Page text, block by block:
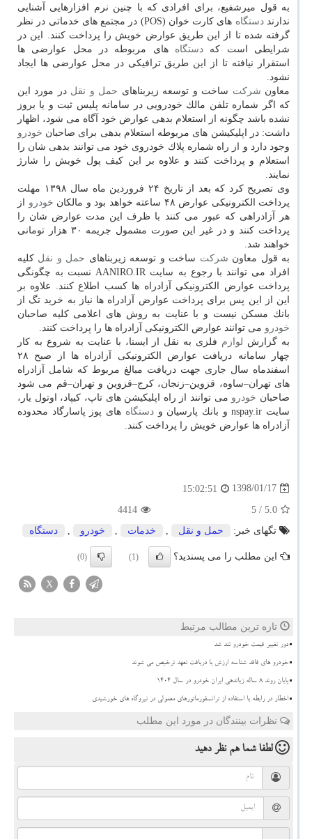
به قول میرشفیع، برای افرادی كه با چنین نرم افزارهایی آشنایی
ندارنددستگاه
های كارت خوان (POS) در مجتمع های خدماتی در نظر
گرفته شده تا از این طریق عوارض خویش را پرداخت كنند. این در
شرایطی است كه دستگاه های مربوطه در محل عوارضی ها
استقرار نیافته تا از این طریق ترافیكی در محل عوارضی ها ایجاد
نشود.
معاون شركت ساخت و توسعه زیربناهای حمل و نقل در مورد این
كه اگر شماره تلفن مالك خودرویی در سامانه پلیس ثبت و یا بروز
نشده باشد چگونه از استعلام بدهی عوارض خود آگاه می شود، اظهار
داشت: در اپلیكیشن های مربوطه استعلام بدهی برای صاحبان خودرو
وجود دارد و از راه شماره پلاك خودروی خود می توانند بدهی شان را
استعلام و پرداخت كنند و علاوه بر این كیف پول خویش را شارژ
نمایند.
وی تصریح كرد كه بعد از تاریخ ۲۴ فروردین ماه سال ۱۳۹۸ مهلت
پرداخت الكترونیكی عوارض ۴۸ ساعته خواهد بود و مالكان
خودرو از
هر آزادراهی كه عبور می كنند با ظرف این مدت عوارض شان را
پرداخت كنند و در غیر این صورت مشمول جریمه ۳۰ هزار تومانی
خواهند شد.
به قول معاون شركت ساخت و توسعه زیربناهای حمل و نقل كلیه
افراد می توانند با رجوع به سایت AANIRO.IR نسبت به چگونگی
پرداخت عوارض الكترونیكی آزادراه ها كسب اطلاع كنند. علاوه بر
این از این پس برای پرداخت عوارض آزادراه ها نیاز به خرید تگ از
بانك مسكن نیست و با عنایت به روش های اعلامی كلیه صاحبان
خودرو می توانند عوارض الكترونیكی آزادراه ها را پرداخت كنند.
به گزارش لوازم فلزی به نقل از ایسنا، با عنایت به شروع به كار
چهار سامانه دریافت عوارض الكترونیكی آزادراه ها از صبح ۲۸
اسفندماه سال جاری جهت دریافت مبالغ مربوط كه شامل آزادراه
های تهران–ساوه، قزوین–زنجان، كرج–قزوین و تهران–قم می شود
صاحبان خودرو می توانند از راه اپلیكیشن های تاپ، كیپاد، اوتول یار،
سایت nspay.ir و بانك پارسیان و
دستگاه های پوز پاسارگاد محدوده
آزادراه ها عوارض خویش را پرداخت كنند.
1398/01/17
15:02:51
5.0
/ 5
4414
تگهای خبر:
حمل و نقل , خدمات , خودرو , دستگاه
این مطلب را می پسندید؟ (1)
(0)
X
تازه ترین مطالب مرتبط
دور تغییر قیمت خودرو تند شد
خودرو های فاقد شناسه ارزش با دریافت تعهد ترخیص می شوند
پایان روند ۸ ساله زیاندهی ایران خودرو در سال ۱۴۰۴
اخطار در رابطه با استفاده از ترانسفورماتورهای معمولی در نیروگاه های خورشیدی
نظرات بینندگان در مورد این مطلب
لطفا شما همنظر دهید